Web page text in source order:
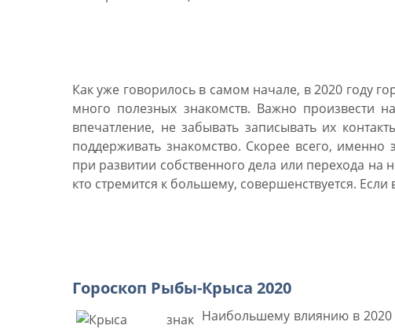
Как уже говорилось в самом начале, в 2020 году
много полезных знакомств. Важно произвести
впечатление, не забывать записывать их
поддерживать знакомство. Скорее всего,
при развитии собственного дела или перехода на
кто стремится к большему, совершенствуется.
Гороскоп Рыбы-Крыса 2020
Наибольшему влиянию в 2020